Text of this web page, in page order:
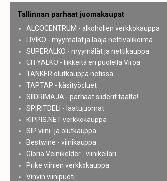
Tallinnan parhaat juomakaupat
ALCOCENTRUM - alkoholien verkkokauppa
LIVIKO - myymälät ja laaja nettivalikoima
SUPERALKO - myymälät ja nettikauppa
CITYALKO - liikkeitä eri puolella Viroa
TANKER olutkauppa netissä
TAPTAP - käsityöoluet
SIIDRIMAJA - parhaat siiderit täältä!
SPIRITDELI - laatujuomat
KIPPIS.NET verkkokauppa
SIP viini- ja olutkauppa
Bestwine - viinikauppa
Gloria Veinikelder - viinikellari
Prike viinien verkkokauppa
Vinvin viinipuoti